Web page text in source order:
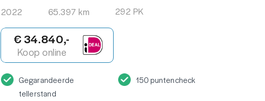
2022 65.397 km 292 PK
€ 34.840,-
Koop online
Gegarandeerde
tellerstand
150 puntencheck